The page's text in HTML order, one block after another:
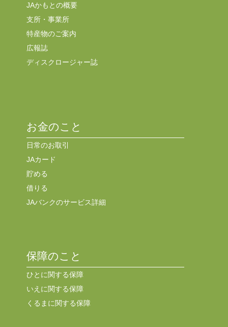
JAかもとの概要
支所・事業所
特産物のご案内
広報誌
ディスクロージャー誌
お金のこと
日常のお取引
JAカード
貯める
借りる
JAバンクのサービス詳細
保障のこと
ひとに関する保障
いえに関する保障
くるまに関する保障